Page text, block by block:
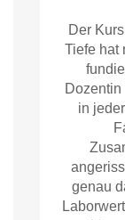
Der
Tiefe hat
in
genau